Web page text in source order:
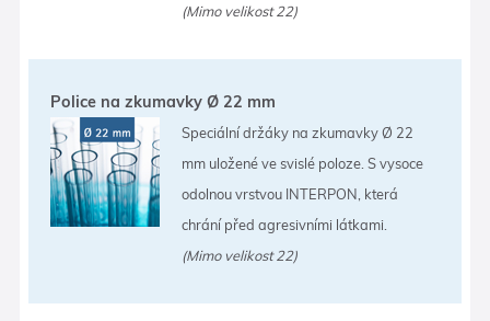
(Mimo velikost 22)
Police na zkumavky Ø 22 mm
Speciální držáky na zkumavky Ø 22
mm uložené ve svislé poloze. S vysoce
odolnou vrstvou INTERPON, která
chrání před agresivními látkami.
(Mimo velikost 22)